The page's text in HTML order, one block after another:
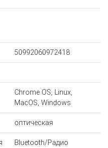
50992060972418
Chrome OS, Linux,
MacOS, Windows
оптическая
Bluetooth/Радио